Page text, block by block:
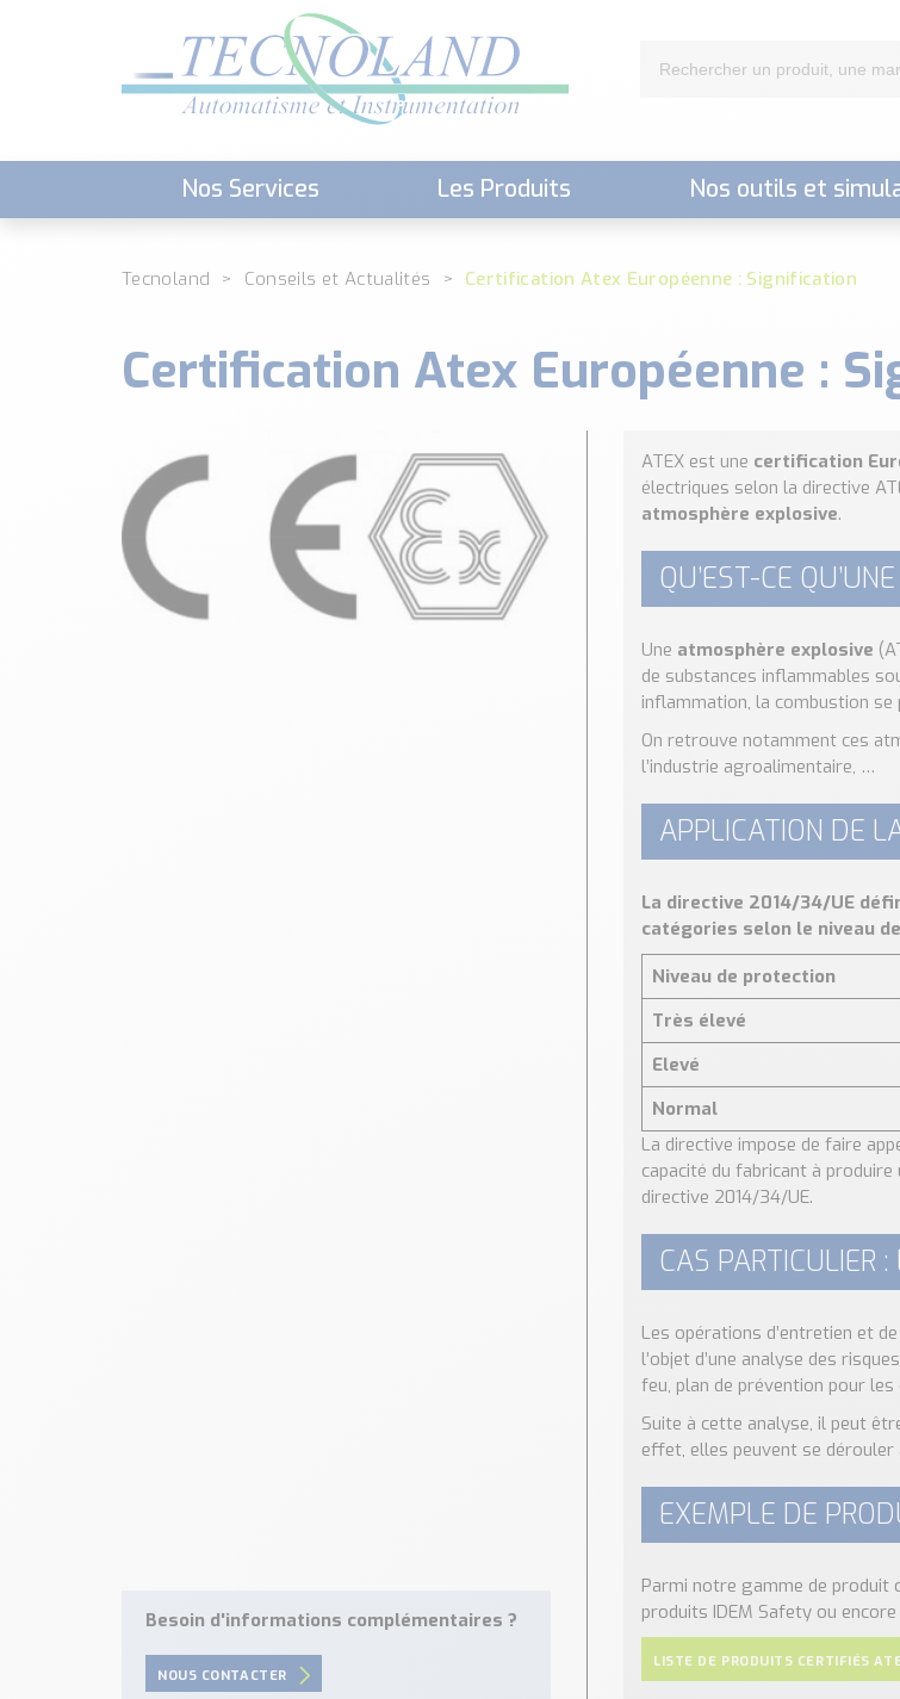
Nos Services Les Produits Nos outils et
Tecnoland Conseils et Actualités Certification Atex Européenne : Signification
Certification Atex Européenne :
Besoin d'informations complémentaires ?
NOUS CONTACTER
ATEX est une certification
électriques selon la directive
atmosphère explosive.
QU’EST-CE
Une atmosphère explosive
de substances inflammables
inflammation, la combustion se
On retrouve notamment ces
l’industrie agroalimentaire, …
APPLICATION DE
La directive 2014/34/UE
catégories selon le niveau
Niveau de protection
Très élevé
Elevé
Normal
La directive impose de faire
capacité du fabricant à
directive 2014/34/UE.
CAS PARTICULIER
Les opérations d’entretien et
l’objet d’une analyse des
feu, plan de prévention pour
Suite à cette analyse, il peut
effet, elles peuvent se dérouler
EXEMPLE DE
Parmi notre gamme de produit
produits IDEM Safety ou
LISTE DE PRODUITS CERTIFIÉS